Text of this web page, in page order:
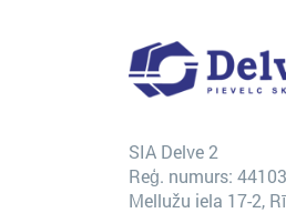
SIA Delve 2
Reģ. numurs:
Mellužu iela 17-2,